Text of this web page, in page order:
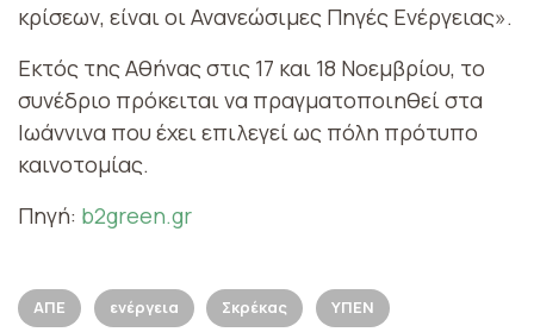
κρίσεων, είναι οι Ανανεώσιμες Πηγές Ενέργειας».
Εκτός της Αθήνας στις 17 και 18 Νοεμβρίου, το
συνέδριο πρόκειται να πραγματοποιηθεί στα
Ιωάννινα που έχει επιλεγεί ως πόλη πρότυπο
καινοτομίας.
Πηγή: b2green.gr
ΑΠΕ ενέργεια Σκρέκας ΥΠΕΝ